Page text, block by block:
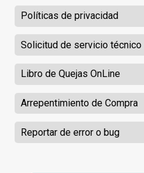
Políticas de privacidad
Solicitud de servicio técnico
Libro de Quejas OnLine
Arrepentimiento de Compra
Reportar de error o bug